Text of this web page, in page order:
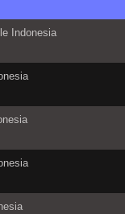
Indonesia